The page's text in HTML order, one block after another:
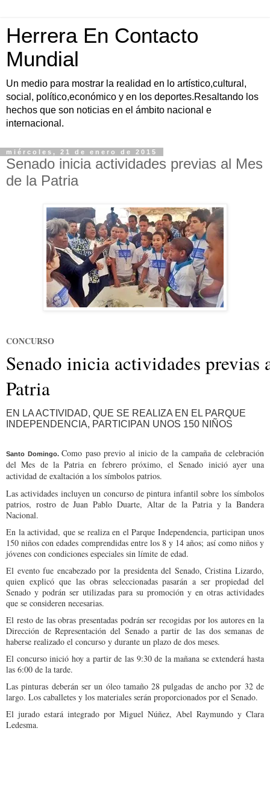
Herrera En Contacto
Mundial
Un medio para mostrar la realidad en lo artístico,cultural,
social, político,económico y en los deportes.Resaltando los
hechos que son noticias en el ámbito nacional e
internacional.
miércoles, 21 de enero de 2015
Senado inicia actividades previas al Mes
de la Patria
CONCURSO
Senado inicia actividades previas
Patria
EN LA ACTIVIDAD, QUE SE REALIZA EN EL PARQUE
INDEPENDENCIA, PARTICIPAN UNOS 150 NIÑOS
Santo Domingo.Como paso previo al inicio de la campaña de celebración
del Mes de la Patria en febrero próximo, el Senado inició ayer una
actividad de exaltación a los símbolos patrios.
Las actividades incluyen un concurso de pintura infantil sobre los símbolos
patrios, rostro de Juan Pablo Duarte, Altar de la Patria y la Bandera
Nacional.
En la actividad, que se realiza en el Parque Independencia, participan unos
150 niños con edades comprendidas entre los 8 y 14 años; así como niños y
jóvenes con condiciones especiales sin límite de edad.
El evento fue encabezado por la presidenta del Senado, Cristina Lizardo,
quien explicó que las obras seleccionadas pasarán a ser propiedad del
Senado y podrán ser utilizadas para su promoción y en otras actividades
que se consideren necesarias.
El resto de las obras presentadas podrán ser recogidas por los autores en la
Dirección de Representación del Senado a partir de las dos semanas de
haberse realizado el concurso y durante un plazo de dos meses.
El concurso inició hoy a partir de las 9:30 de la mañana se extenderá hasta
las 6:00 de la tarde.
Las pinturas deberán ser un óleo tamaño 28 pulgadas de ancho por 32 de
largo. Los caballetes y los materiales serán proporcionados por el Senado.
El jurado estará integrado por Miguel Núñez, Abel Raymundo y Clara
Ledesma.